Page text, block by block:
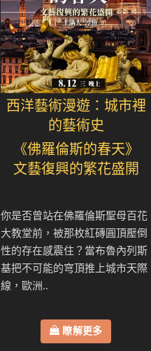
西洋藝術漫遊：城市裡
的藝術史
《佛羅倫斯的春天》
文藝復興的繁花盛開
你是否曾站在佛羅倫斯聖母百花
大教堂前，被那枚紅磚圓頂壓倒
性的存在感震住？當布魯內列斯
基把不可能的穹頂推上城市天際
線，歐洲..
瞭解更多